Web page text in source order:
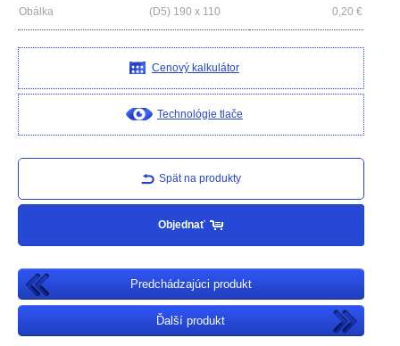
Obálka (D5) 190 x 110 0,20 €
Cenový kalkulátor
Technológie tlače
Spät na produkty
Objednať
Predchádzajúci produkt
Ďalší produkt